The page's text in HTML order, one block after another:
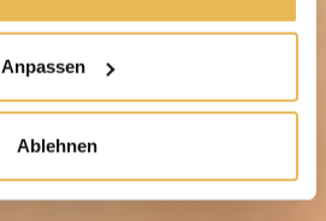
Anpassen
Ablehnen